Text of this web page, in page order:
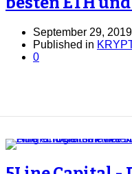
September 29, 2019
Published in
0